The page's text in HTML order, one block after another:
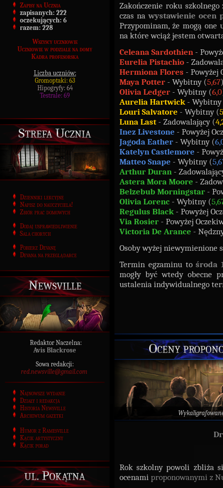
Zapisy na Ucznia
zapisanych: 222
oczekujących: 6
razem: 228
Wszyscy uczniowie
Uczniowie w podziale na domy
Kadra profesorska
Liczba uczniów:
Gromoptaki: 63
Hipogryfy: 64
Testrale: 69
Strefa Ucznia
Dzienniki lekcyjne
Napisz do nauczyciela!
Zbiór prac domowych
Dodaj usprawiedliwienie
Sala chorych
Pobierz Devanę
Devana na przeglądarce
Newsville
Redaktor Naczelna:
Avis Blackrose
Sowa redakcji:
red.newsville@gmail.com
Najnowsze wydanie
Działy i redakcja
Historia Newsville
Archiwum gazetki
Humor z Ramesville
Kącik artystyczny
Kącik porad
ul. Pokątna
Zakończenie roku
czas nawystawienie ocen
Przypominam, że mogą one
na które wciąż jestem
Celeana Sardothien -
Eurelia Pistachio -
Hermiona Flores - Powyżej
Maya Potter - Wybitny (5,67
Olivia Ledger - Wybitny (6,0
Aurelia Hartwick -
Louri Salvatore - Wybitny (
Luna Last - Zadowalający (
Inez Livestone - Powyżej
Jagoda Eather - Wybitny (
Katelyn Castlemore -
Matteo Snape - Wybitny (
Arthur Duran -
Astera Mora Moore -
Belzebub Morningstar -
Olivia Lorenc - Wybitny (
Regulus Black - Powyżej
Via Rosier - Powyżej
Victoria De Arance -
Osoby wyżej niewymienione
Termin egzaminu tośroda
mogły być wtedy obecne
ustalenia indywidualnego
Oceny
Rok szkolny powoli zbliża
ocenami proponowanymi z